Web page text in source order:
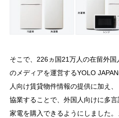
そこで、226ヵ国21万人の在留外
のメディアを運営するYOLO
人向け賃貸物件情報の提供に加え
協業することで、外国人向けに多
家電を購入できるようにしました